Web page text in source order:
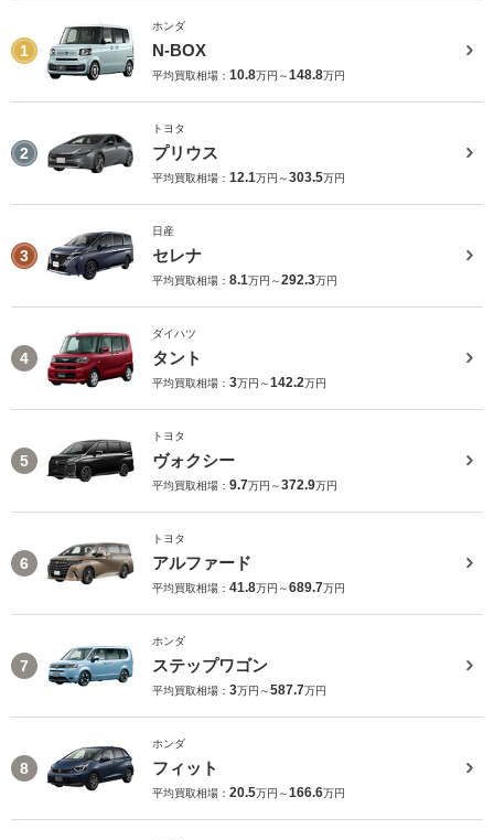
1
ホンダ
N-BOX
平均買取相場： 10.8万円～148.8万円
2
トヨタ
プリウス
平均買取相場： 12.1万円～303.5万円
3
日産
セレナ
平均買取相場： 8.1万円～292.3万円
4
ダイハツ
タント
平均買取相場： 3万円～142.2万円
5
トヨタ
ヴォクシー
平均買取相場： 9.7万円～372.9万円
6
トヨタ
アルファード
平均買取相場： 41.8万円～689.7万円
7
ホンダ
ステップワゴン
平均買取相場： 3万円～587.7万円
8
ホンダ
フィット
平均買取相場： 20.5万円～166.6万円